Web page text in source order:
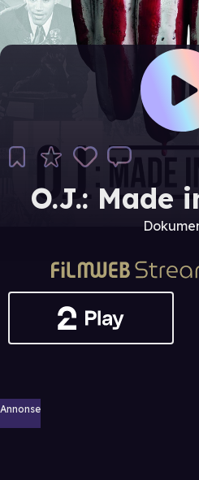
O.J.: Made
Annonse